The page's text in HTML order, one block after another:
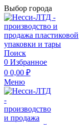
Выбор города
Поиск
0 Избранное
0 0,00 ₽
Меню